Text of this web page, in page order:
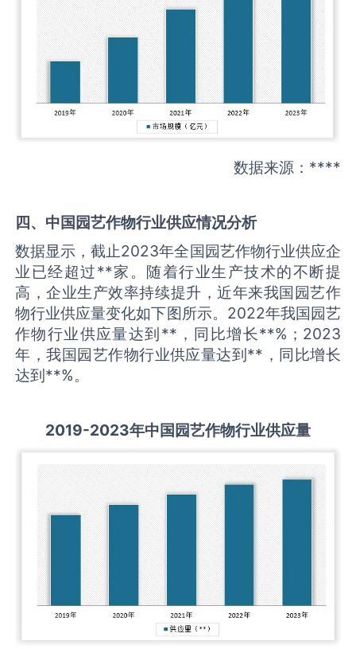
数据来源：****
四、中国园艺作物行业供应情况分析
数据显示，截止2023年全国园艺作物行业供应企
业已经超过**家。随着行业生产技术的不断提
高，企业生产效率持续提升，近年来我国园艺作
物行业供应量变化如下图所示。2022年我国园艺
作物行业供应量达到**，同比增长**%；2023
年，我国园艺作物行业供应量达到**，同比增长
达到**%。
2019-2023年中国园艺作物行业供应量